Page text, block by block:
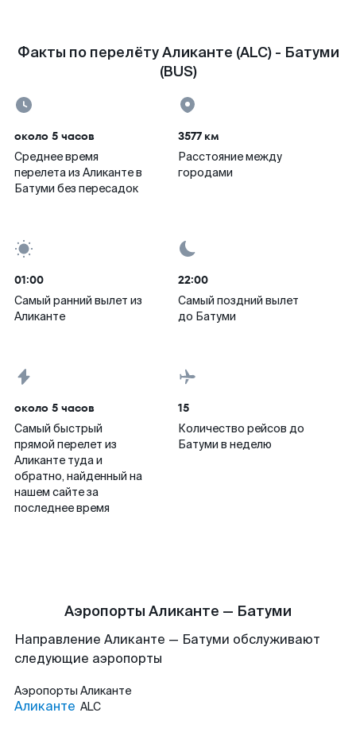
Факты по перелёту Аликанте (ALC) - Батуми
(BUS)
около 5 часов
Среднее время
перелета из Аликанте в
Батуми без пересадок
3577 км
Расстояние между
городами
01:00
Самый ранний вылет из
Аликанте
22:00
Самый поздний вылет
до Батуми
около 5 часов
Самый быстрый
прямой перелет из
Аликанте туда и
обратно, найденный на
нашем сайте за
последнее время
15
Количество рейсов до
Батуми в неделю
Аэропорты Аликанте — Батуми
Направление Аликанте — Батуми обслуживают
следующие аэропорты
Аэропорты Аликанте
Аликанте ALC